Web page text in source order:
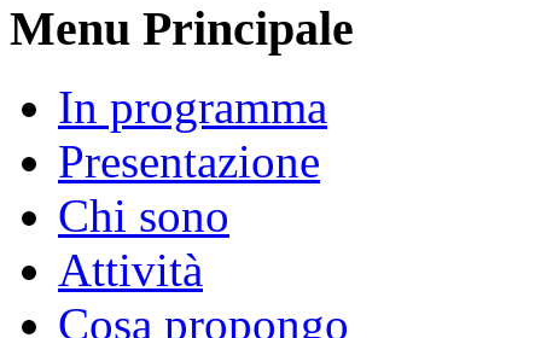
Menu Principale
In programma
Presentazione
Chi sono
Attività
Cosa propongo